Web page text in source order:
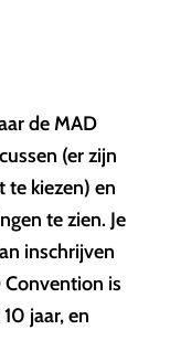
de MAD
(er zijn
kiezen) en
te zien. Je
inschrijven
is
jaar, en